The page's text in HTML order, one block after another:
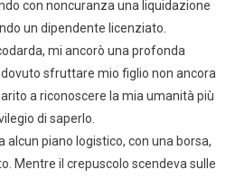
con noncuranza una liquidazione
un dipendente licenziato.
mi ancorò una profonda
sfruttare mio figlio non ancora
a riconoscere la mia umanità più
di saperlo.
alcun piano logistico, con una borsa,
Mentre il crepuscolo scendeva sulle